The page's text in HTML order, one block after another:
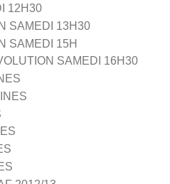
12H30
SAMEDI 13H30
SAMEDI 15H
SAMEDI 16H30